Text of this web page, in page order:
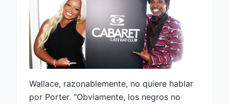
Wallace, razonablemente, no quiere hablar
por Porter. "Obviamente, los negros no